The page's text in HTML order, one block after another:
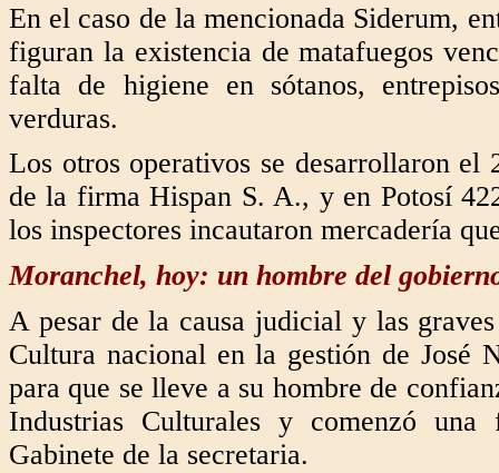
En el caso de la mencionada Siderum,
figuran la existencia de matafuegos
falta de higiene en sótanos,
verduras.
Los otros operativos se desarrollaron el
de la firma Hispan S. A., y en Potosí
los inspectores incautaron mercadería
Moranchel, hoy: un hombre del
A pesar de la causa judicial y las
Cultura nacional en la gestión de
para que se lleve a su hombre de
Industrias Culturales y comenzó
Gabinete de la secretaria.